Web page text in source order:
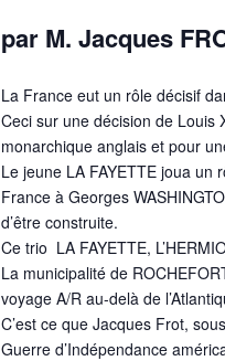
par M. Jacques
La France eut un rôle décisif
Ceci sur une décision de Louis
monarchique anglais et pour
Le jeune LA FAYETTE joua un
France à Georges
d’être construite.
Ce trio LA FAYETTE,
La municipalité de
voyage A/R au-delà de
C’est ce que Jacques Frot,
Guerre d’Indépendance